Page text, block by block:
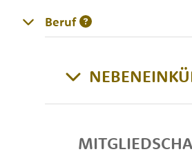
Beruf